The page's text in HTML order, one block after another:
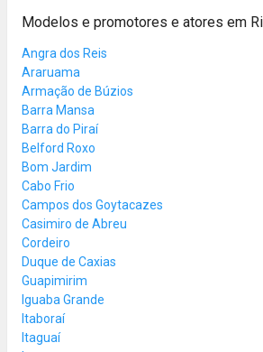
Modelos e promotores e atores em
Angra dos Reis
Araruama
Armação de Búzios
Barra Mansa
Barra do Piraí
Belford Roxo
Bom Jardim
Cabo Frio
Campos dos Goytacazes
Casimiro de Abreu
Cordeiro
Duque de Caxias
Guapimirim
Iguaba Grande
Itaboraí
Itaguaí